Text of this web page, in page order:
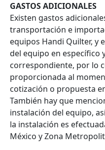
GASTOS ADICIONALES
Existen gastos
transportación e
equipos Handi Quilter, y
del equipo en específico
correspondiente, por lo
proporcionada al
cotización o propuesta
También hay que
instalación del equipo,
la instalación es
México y Zona